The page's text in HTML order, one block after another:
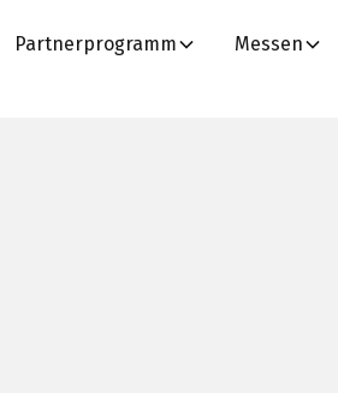
Partnerprogramm Messen